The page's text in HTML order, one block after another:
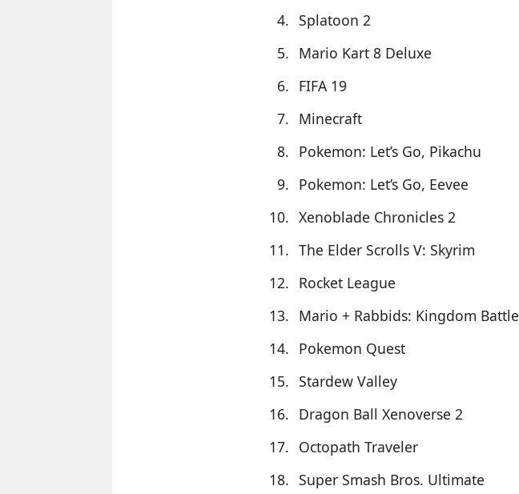
Splatoon 2
Mario Kart 8 Deluxe
FIFA 19
Minecraft
Pokemon: Let’s Go, Pikachu
Pokemon: Let’s Go, Eevee
Xenoblade Chronicles 2
The Elder Scrolls V: Skyrim
Rocket League
Mario + Rabbids: Kingdom Battle
Pokemon Quest
Stardew Valley
Dragon Ball Xenoverse 2
Octopath Traveler
Super Smash Bros. Ultimate